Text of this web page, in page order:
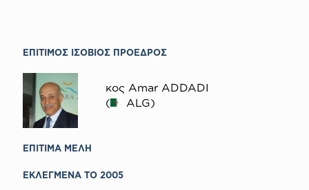
EΠΙΤΙΜΟΣ ΙΣΟΒΙΟΣ ΠΡΟΕΔΡΟΣ
κος Amar ADDADI
(
ALG)
EΠΙΤΙΜΑ ΜΕΛΗ
ΕΚΛΕΓΜΕΝΑ ΤΟ 2005